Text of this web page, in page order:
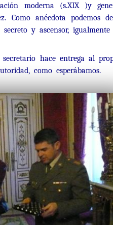
moderna (s.XIX )y
Como anécdota
y ascensor,
hace entrega al
como esperábamos.